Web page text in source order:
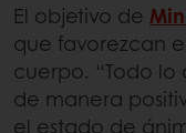
El objetivo de
que favorezcan
cuerpo. “Todo
de manera
el estado de